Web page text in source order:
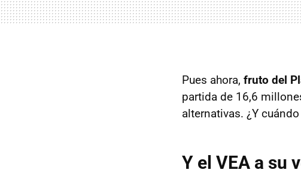
Pues ahora, fruto del
partida de 16,6
alternativas. ¿Y
Y el VEA a su